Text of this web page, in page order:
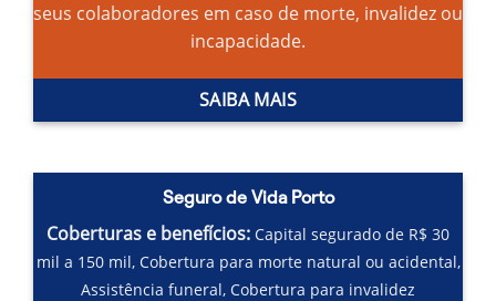
seus colaboradores em caso de morte, invalidez ou
incapacidade.
SAIBA MAIS
Seguro de Vida Porto
Coberturas e benefícios: Capital segurado de R$ 30
mil a 150 mil, Cobertura para morte natural ou acidental,
Assistência funeral,Cobertura para invalidez